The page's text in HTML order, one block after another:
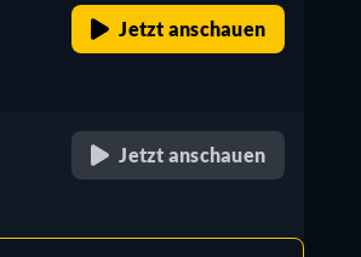
Jetzt anschauen
Jetzt anschauen